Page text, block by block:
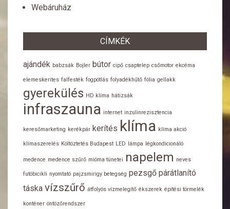
Webáruház
CÍMKÉK
ajándék babzsák Bojler bútor cipő csaptelep csőmotor ekcéma
elemeskerites falfesték fogpótlás folyadékhűtő fólia gellakk
gyerekülés HD klíma hátizsák
infraszauna internet inzulinrezisztencia
keresőmarketing kerékpár kerítés klíma klíma akció
klímaszerelés Költöztetés Budapest LED lámpa légkondicionáló
medence medence szűrő mióma tünetei napelem neves
futóbicikli nyomtató pajzsmirigy betegség pezsgő párátlanító
táska vízszűrő átfolyós vízmelegítő ékszerek építési törmelék
konténer öntözőrendszer